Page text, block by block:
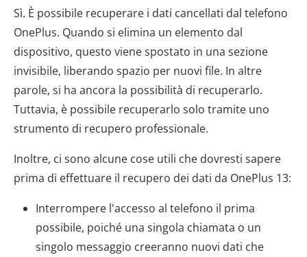
Sì. È possibile recuperare i dati cancellati dal telefono
OnePlus. Quando si elimina un elemento dal
dispositivo, questo viene spostato in una sezione
invisibile, liberando spazio per nuovi file. In altre
parole, si ha ancora la possibilità di recuperarlo.
Tuttavia, è possibile recuperarlo solo tramite uno
strumento di recupero professionale.
Inoltre, ci sono alcune cose utili che dovresti sapere
prima di effettuare il recupero dei dati da OnePlus 13:
Interrompere l'accesso al telefono il prima
possibile, poiché una singola chiamata o un
singolo messaggio creeranno nuovi dati che